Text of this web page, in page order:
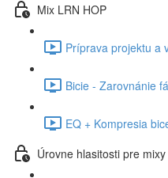
Mix LRN HOP
Príprava projektu a
Bicie - Zarovnánie
EQ + Kompresia
Úrovne hlasitosti pre